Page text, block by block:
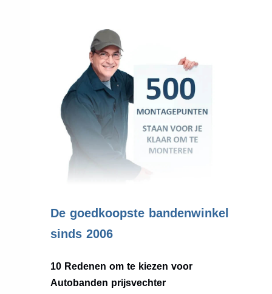
De goedkoopste bandenwinkel
sinds 2006
10 Redenen om te kiezen voor
Autobanden prijsvechter